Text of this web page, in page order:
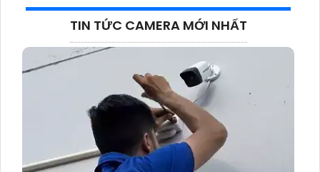
TIN TỨC CAMERA MỚI NHẤT